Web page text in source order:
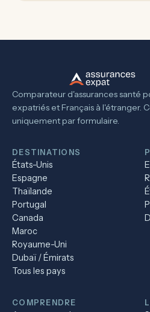
Comparateur d'assurances santé
expatriés et Français à l'étranger.
uniquement par formulaire.
DESTINATIONS
États-Unis
Espagne
Thaïlande
Portugal
Canada
Maroc
Royaume-Uni
Dubaï / Émirats
Tous les pays
COMPRENDRE